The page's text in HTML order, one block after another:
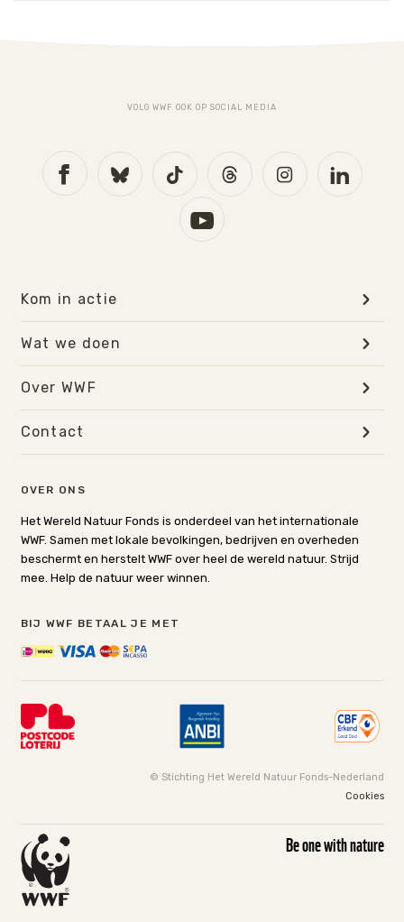
VOLG WWF OOK OP SOCIAL MEDIA
OVER ONS
Het Wereld Natuur Fonds is onderdeel van het internationale
WWF. Samen met lokale bevolkingen, bedrijven en overheden
beschermt en herstelt WWF over heel de wereld natuur. Strijd
mee. Help de natuur weer winnen.
BIJ WWF BETAAL JE MET
Kom in actie
Wat we doen
Over WWF
Contact
© Stichting Het Wereld Natuur Fonds-Nederland
Cookies
Be one with nature